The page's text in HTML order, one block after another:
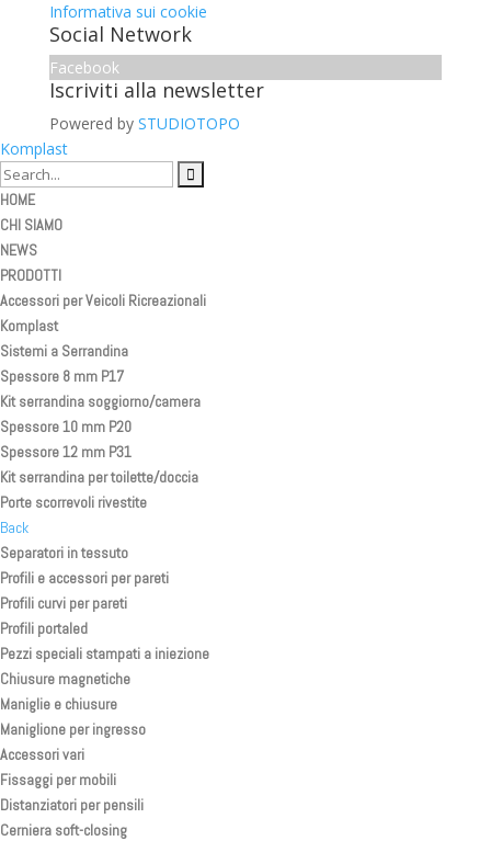
Informativa sui cookie
Social Network
Facebook
Iscriviti alla newsletter
Powered by STUDIOTOPO
Komplast
HOME
CHI SIAMO
NEWS
PRODOTTI
Accessori per Veicoli Ricreazionali
Komplast
Sistemi a Serrandina
Spessore 8 mm P17
Kit serrandina soggiorno/camera
Spessore 10 mm P20
Spessore 12 mm P31
Kit serrandina per toilette/doccia
Porte scorrevoli rivestite
Back
Separatori in tessuto
Profili e accessori per pareti
Profili curvi per pareti
Profili portaled
Pezzi speciali stampati a iniezione
Chiusure magnetiche
Maniglie e chiusure
Maniglione per ingresso
Accessori vari
Fissaggi per mobili
Distanziatori per pensili
Cerniera soft-closing